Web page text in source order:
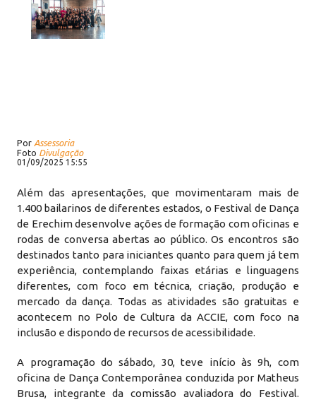
Por Assessoria
Foto Divulgação
01/09/2025 15:55
Além das apresentações, que movimentaram mais de
1.400 bailarinos de diferentes estados, o Festival de Dança
de Erechim desenvolve ações de formação com oficinas e
rodas de conversa abertas ao público. Os encontros são
destinados tanto para iniciantes quanto para quem já tem
experiência, contemplando faixas etárias e linguagens
diferentes, com foco em técnica, criação, produção e
mercado da dança. Todas as atividades são gratuitas e
acontecem no Polo de Cultura da ACCIE, com foco na
inclusão e dispondo de recursos de acessibilidade.
A programação do sábado, 30, teve início às 9h, com
oficina de Dança Contemporânea conduzida por Matheus
Brusa, integrante da comissão avaliadora do Festival.